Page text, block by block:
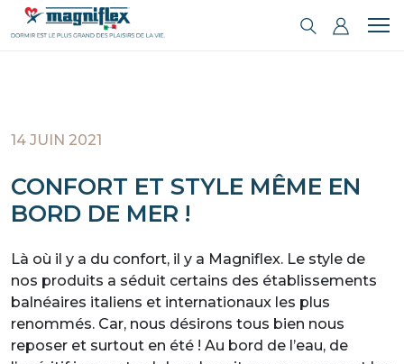
14 JUIN 2021
CONFORT ET STYLE MÊME EN
BORD DE MER !
Là où il y a du confort, il y a Magniflex. Le style de
nos produits a séduit certains des établissements
balnéaires italiens et internationaux les plus
renommés. Car, nous désirons tous bien nous
reposer et surtout en été ! Au bord de l’eau, de